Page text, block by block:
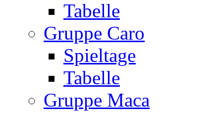
Tabelle
Gruppe Caro
Spieltage
Tabelle
Gruppe Maca